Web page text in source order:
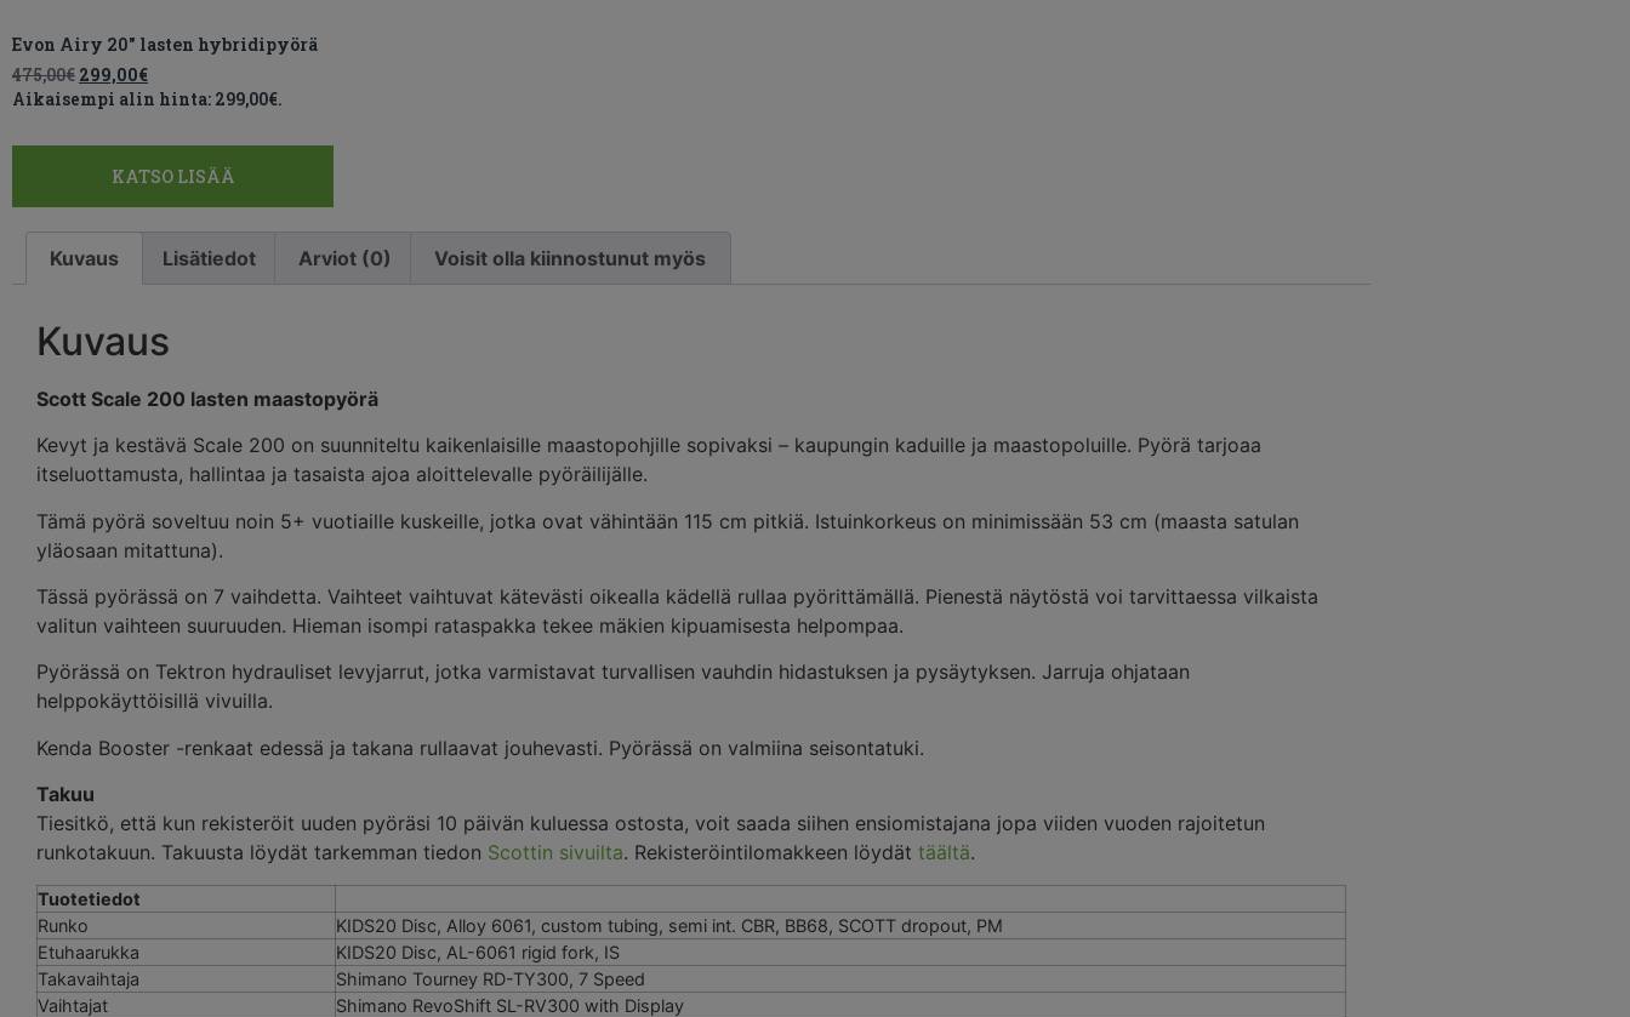
Evon Airy 20″ lasten hybridipyörä
475,00€ 299,00€
Aikaisempi alin hinta: 299,00€.
KATSO LISÄÄ
Kuvaus Lisätiedot Arviot (0) Voisit olla kiinnostunut myös
Kuvaus
Scott Scale 200 lasten maastopyörä
Kevyt ja kestävä Scale 200 on suunniteltu kaikenlaisille maastopohjille sopivaksi – kaupungin kaduille ja maastopoluille. Pyörä tarjoaa
itseluottamusta, hallintaa ja tasaista ajoa aloittelevalle pyöräilijälle.
Tämä pyörä soveltuu noin 5+ vuotiaille kuskeille, jotka ovat vähintään 115 cm pitkiä. Istuinkorkeus on minimissään 53 cm (maasta satulan
yläosaan mitattuna).
Tässä pyörässä on 7 vaihdetta. Vaihteet vaihtuvat kätevästi oikealla kädellä rullaa pyörittämällä. Pienestä näytöstä voi tarvittaessa vilkaista
valitun vaihteen suuruuden. Hieman isompi rataspakka tekee mäkien kipuamisesta helpompaa.
Pyörässä on Tektron hydrauliset levyjarrut, jotka varmistavat turvallisen vauhdin hidastuksen ja pysäytyksen. Jarruja ohjataan
helppokäyttöisillä vivuilla.
Kenda Booster -renkaat edessä ja takana rullaavat jouhevasti. Pyörässä on valmiina seisontatuki.
Takuu
Tiesitkö, että kun rekisteröit uuden pyöräsi 10 päivän kuluessa ostosta, voit saada siihen ensiomistajana jopa viiden vuoden rajoitetun
runkotakuun. Takuusta löydät tarkemman tiedon Scottin sivuilta. Rekisteröintilomakkeen löydät täältä.
Tuotetiedot
Runko
KIDS20 Disc, Alloy 6061, custom tubing, semi int. CBR, BB68, SCOTT dropout, PM
Etuhaarukka
KIDS20 Disc, AL-6061 rigid fork, IS
Takavaihtaja
Shimano Tourney RD-TY300, 7 Speed
Vaihtajat
Shimano RevoShift SL-RV300 with Display